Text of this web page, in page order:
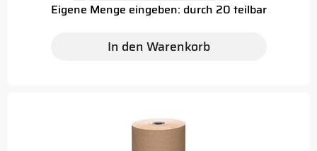
Eigene Menge eingeben: durch 20 teilbar
In den Warenkorb